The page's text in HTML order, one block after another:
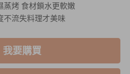
蒸烤 食材鎖水更軟嫩
流失料理才美味
我要購買